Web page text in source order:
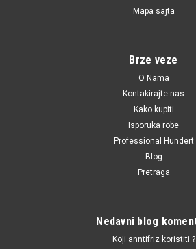
Mapa sajta
Brze veze
O Nama
Kontakirajte nas
Kako kupiti
Isporuka robe
Professional Hundert
Blog
Pretraga
Nedavni blog
Koji anntifriz koristiti ?